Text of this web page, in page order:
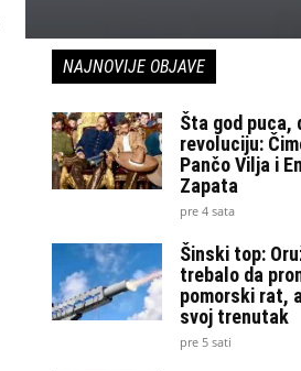
NAJNOVIJE OBJAVE
Šta god puca,
revoluciju:
Pančo Vilja i
Zapata
pre 4 sata
Šinski top:
trebalo da
pomorski rat,
svoj trenutak
pre 5 sati